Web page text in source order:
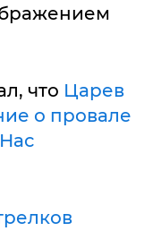
что Царев
о провале